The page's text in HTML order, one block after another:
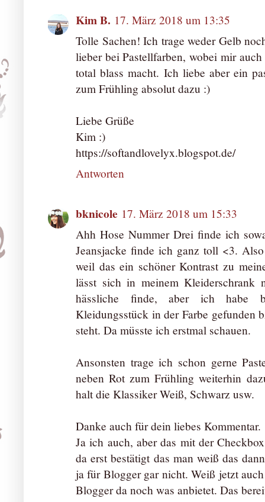
Kim B. 17. März 2018 um 13:35
Tolle Sachen! Ich trage weder Gelb
lieber bei Pastellfarben, wobei mir
total blass macht. Ich liebe aber ein
zum Frühling absolut dazu :)
Liebe Grüße
Kim :)
https://softandlovelyx.blogspot.de/
Antworten
bknicole 17. März 2018 um 15:33
Ahh Hose Nummer Drei finde ich
Jeansjacke finde ich ganz toll <3.
weil das ein schöner Kontrast zu
lässt sich in meinem
hässliche finde, aber ich habe
Kleidungsstück in der Farbe gefunden
steht. Da müsste ich erstmal schauen.
Ansonsten trage ich schon gerne
neben Rot zum Frühling weiterhin
halt die Klassiker Weiß, Schwarz usw.
Danke auch für dein liebes Kommentar.
Ja ich auch, aber das mit der
da erst bestätigt das man weiß das
ja für Blogger gar nicht. Weiß jetzt
Blogger da noch was anbietet. Das